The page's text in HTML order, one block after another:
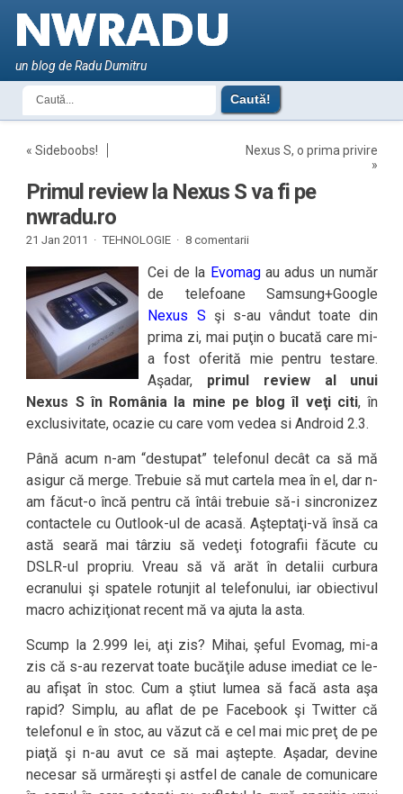
un blog de Radu Dumitru
«Sideboobs!
Nexus S, o prima privire
»
Primul review la Nexus S va fi pe
nwradu.ro
21 Jan 2011 · TEHNOLOGIE · 8 comentarii
Cei de la Evomagau adus un număr
de telefoane Samsung+Google
Nexus S şi s-au vândut toate din
prima zi, mai puţin o bucată care mi-
a fost oferită mie pentru testare.
Aşadar, primul review al unui
Nexus S în România la mine pe blog îl veţi citi, în
exclusivitate, ocazie cu care vom vedea si Android 2.3.
Până acum n-am “destupat” telefonul decât ca să mă
asigur că merge. Trebuie să mut cartela mea în el, dar n-
am făcut-o încă pentru că întâi trebuie să-i sincronizez
contactele cu Outlook-ul de acasă. Aşteptaţi-vă însă ca
astă seară mai târziu să vedeţi fotografii făcute cu
DSLR-ul propriu. Vreau să vă arăt în detalii curbura
ecranului şi spatele rotunjit al telefonului, iar obiectivul
macro achiziţionat recent mă va ajuta la asta.
Scump la 2.999 lei, aţi zis? Mihai, şeful Evomag, mi-a
zis că s-au rezervat toate bucăţile aduse imediat ce le-
au afişat în stoc. Cum a ştiut lumea să facă asta aşa
rapid? Simplu, au aflat de pe Facebook şi Twitter că
telefonul e în stoc, au văzut că e cel mai mic preţ de pe
piaţă şi n-au avut ce să mai aştepte. Aşadar, devine
necesar să urmăreşti şi astfel de canale de comunicare